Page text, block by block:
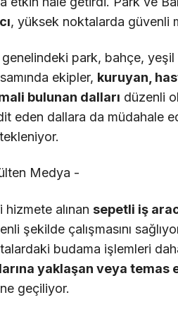
, yüksek noktalarda güvenli
park, bahçe, yeşil
ekipler, kuruyan,
bulunan dalları düzenli
eden dallara da müdahale
hizmete alınan sepetli iş
şekilde çalışmasını
budama işlemleri
yaklaşan veya temas
geçiliyor.